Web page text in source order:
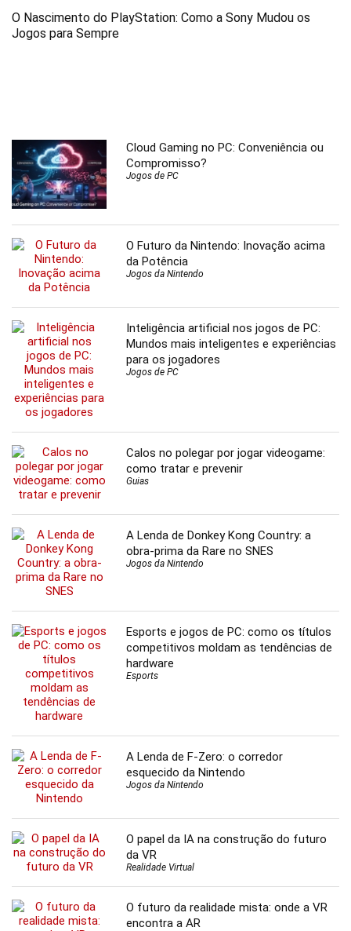
O Nascimento do PlayStation: Como a Sony Mudou os
Jogos para Sempre
Cloud Gaming no PC: Conveniência ou
Compromisso?
Jogos de PC
O Futuro da Nintendo: Inovação acima
da Potência
Jogos da Nintendo
Inteligência artificial nos jogos de PC:
Mundos mais inteligentes e experiências
para os jogadores
Jogos de PC
Calos no polegar por jogar videogame:
como tratar e prevenir
Guias
A Lenda de Donkey Kong Country: a
obra-prima da Rare no SNES
Jogos da Nintendo
Esports e jogos de PC: como os títulos
competitivos moldam as tendências de
hardware
Esports
A Lenda de F-Zero: o corredor
esquecido da Nintendo
Jogos da Nintendo
O papel da IA na construção do futuro
da VR
Realidade Virtual
O futuro da realidade mista: onde a VR
encontra a AR